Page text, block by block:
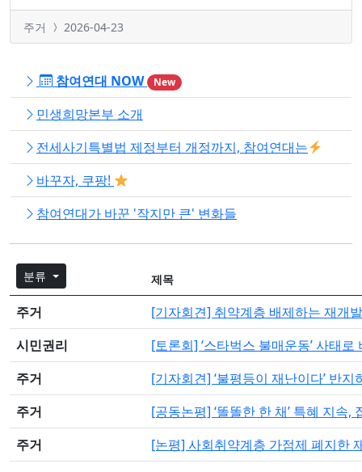
주거 2026-04-23
참여연대 NOW New
민생희망본부 소개
전세사기특별법 제정부터 개정까지, 참여연대는
바꾸자, 쿠팡!
참여연대가 바꾼 '작지만 큰' 변화들
분류 제목
주거
[기자회견] 취약계층 배제하는 재개
시민권리
[토론회] ‘스타벅스 불매운동’ 사태
주거
[기자회견] ‘불평등이 재난이다’ 반
주거
[공동논평] ‘똘똘한 한 채’ 특혜 지속,
주거
[논평] 사회취약계층 가점제 폐지한